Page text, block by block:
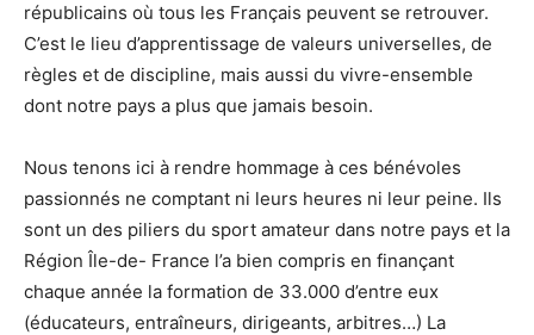
républicains où tous les Français peuvent se retrouver.
C’est le lieu d’apprentissage de valeurs universelles, de
règles et de discipline, mais aussi du vivre-ensemble
dont notre pays a plus que jamais besoin.
Nous tenons ici à rendre hommage à ces bénévoles
passionnés ne comptant ni leurs heures ni leur peine. Ils
sont un des piliers du sport amateur dans notre pays et la
Région Île-de- France l’a bien compris en finançant
chaque année la formation de 33.000 d’entre eux
(éducateurs, entraîneurs, dirigeants, arbitres…) La